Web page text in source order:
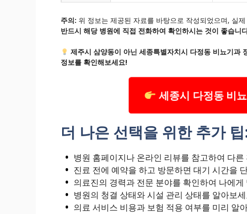
주의: 위 정보는 제공된 자료를 바탕으로 작성되었으며, 실
반드시 해당 병원에 직접 전화하여 확인하시는 것이 좋습니
제주시 삼양동이 아닌 세종특별자치시 다정동 비뇨기과
정보를 확인해보세요!
세종시 다정동 비
더 나은 선택을 위한 추가 팁:
병원 홈페이지나 온라인 리뷰를 참고하여 다
진료 전에 예약을 하고 방문하면 대기 시간을
의료진의 경력과 전문 분야를 확인하여 나에
병원의 청결 상태와 시설 관리 상태를 알아보
의료 서비스 비용과 보험 적용 여부를 미리 알